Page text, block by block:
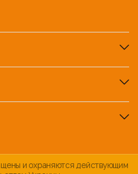
и охраняются действующим